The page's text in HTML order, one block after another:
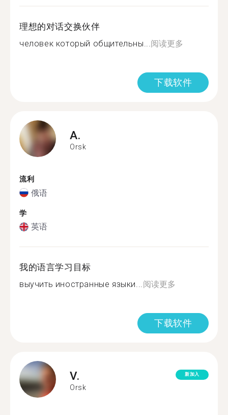
理想的对话交换伙伴
человек который общительны...阅读更多
下载软件
A.
Orsk
流利
俄语
学
英语
我的语言学习目标
выучить иностранные языки...阅读更多
下载软件
V.
Orsk
新加入